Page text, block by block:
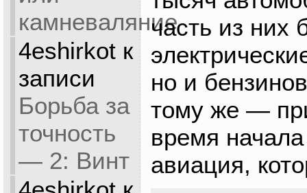
камневаляние
4eshirkotк
записи
Борьба за
точность
— 2: Винт
часть из них
но и
тому же —
время
авиация,